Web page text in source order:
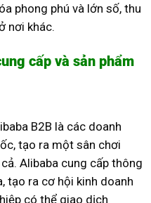
phong phú và lớn số, thu
nơi khác.
cấp và sản phẩm
B2B là các doanh
tạo ra một sân chơi
Alibaba cung cấp thông
tạo ra cơ hội kinh doanh
có thể giao dịch